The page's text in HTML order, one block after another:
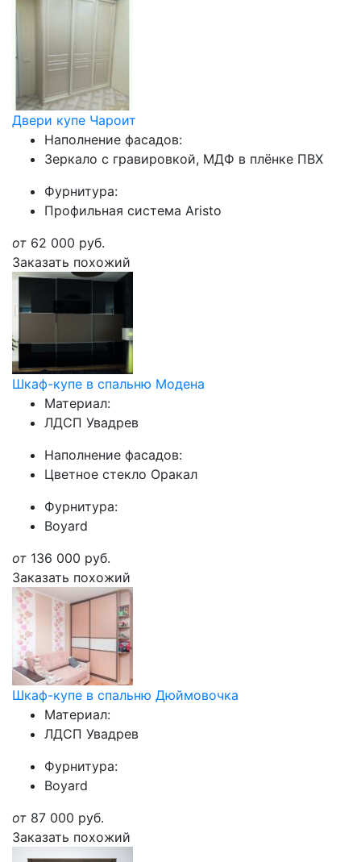
Двери купе Чароит
Наполнение фасадов:
Зеркало с гравировкой, МДФ в плёнке ПВХ
Фурнитура:
Профильная система Aristo
от 62 000 руб.
Заказать похожий
Шкаф-купе в спальню Модена
Материал:
ЛДСП Увадрев
Наполнение фасадов:
Цветное стекло Оракал
Фурнитура:
Boyard
от 136 000 руб.
Заказать похожий
Шкаф-купе в спальню Дюймовочка
Материал:
ЛДСП Увадрев
Фурнитура:
Boyard
от 87 000 руб.
Заказать похожий